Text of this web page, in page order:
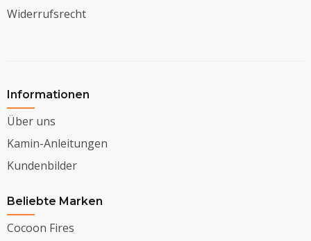
Widerrufsrecht
Informationen
Über uns
Kamin-Anleitungen
Kundenbilder
Beliebte Marken
Cocoon Fires